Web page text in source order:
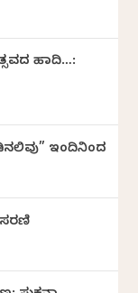
ಹಾದಿ…:
ಇಂದಿನಿಂದ